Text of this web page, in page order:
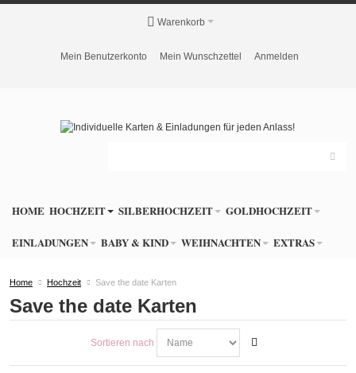
Warenkorb
Mein Benutzerkonto Mein Wunschzettel Anmelden
HOME HOCHZEIT SILBERHOCHZEIT GOLDHOCHZEIT
EINLADUNGEN BABY & KIND WEIHNACHTEN EXTRAS
Home Hochzeit Save the date Karten
Save the date Karten
Sortieren nach